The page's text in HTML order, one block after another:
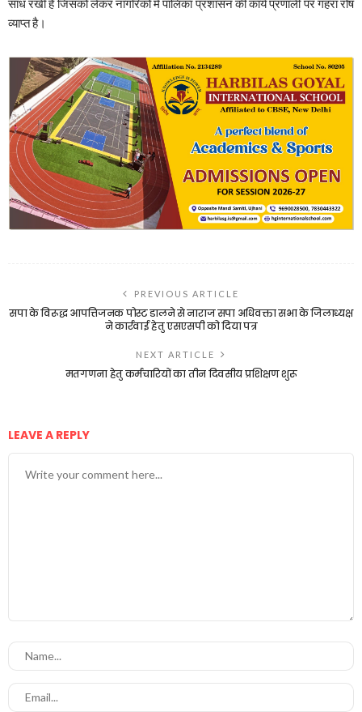
व्याप्त है।
PREVIOUS ARTICLE
सपा के विरूद्ध आपत्तिजनक पोस्ट डालने से नाराज सपा अधिवक्ता सभा के जिलाध्यक्ष
ने कार्रवाई हेतु एसएसपी को दिया पत्र
NEXT ARTICLE
मतगणना हेतु कर्मचारियों का तीन दिवसीय प्रशिक्षण शुरू
LEAVE A REPLY